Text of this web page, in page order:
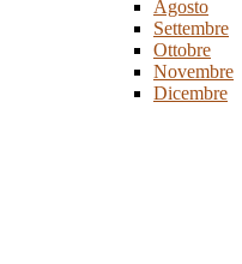
Agosto
Settembre
Ottobre
Novembre
Dicembre